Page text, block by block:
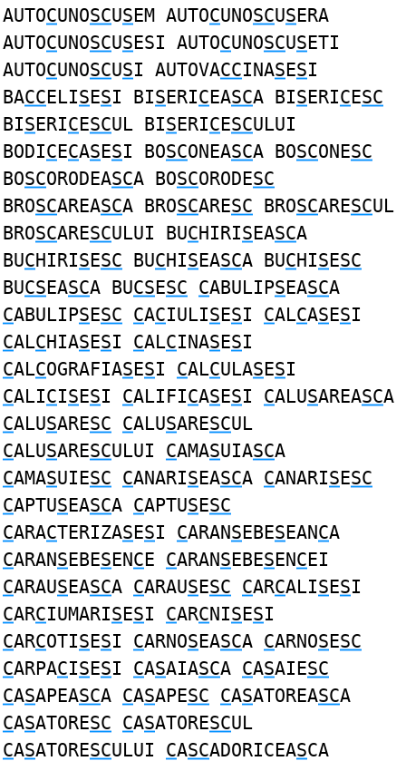
AUTOCUNOSCUSEM AUTOCUNOSCUSERA
AUTOCUNOSCUSESI AUTOCUNOSCUSETI
AUTOCUNOSCUSI AUTOVACCINASESI
BACCELISESI BISERICEASCA BISERICESC
BISERICESCUL BISERICESCULUI
BODICECASESI BOSCONEASCA BOSCONESC
BOSCORODEASCA BOSCORODESC
BROSCAREASCA BROSCARESC BROSCARESCUL
BROSCARESCULUI BUCHIRISEASCA
BUCHIRISESC BUCHISEASCA BUCHISESC
BUCSEASCA BUCSESC CABULIPSEASCA
CABULIPSESC CACIULISESI CALCASESI
CALCHIASESI CALCINASESI
CALCOGRAFIASESI CALCULASESI
CALICISESI CALIFICASESI CALUSAREASCA
CALUSARESC CALUSARESCUL
CALUSARESCULUI CAMASUIASCA
CAMASUIESC CANARISEASCA CANARISESC
CAPTUSEASCA CAPTUSESC
CARACTERIZASESI CARANSEBESEANCA
CARANSEBESENCE CARANSEBESENCEI
CARAUSEASCA CARAUSESC CARCALISESI
CARCIUMARISESI CARCNISESI
CARCOTISESI CARNOSEASCA CARNOSESC
CARPACISESI CASAIASCA CASAIESC
CASAPEASCA CASAPESC CASATOREASCA
CASATORESC CASATORESCUL
CASATORESCULUI CASCADORICEASCA